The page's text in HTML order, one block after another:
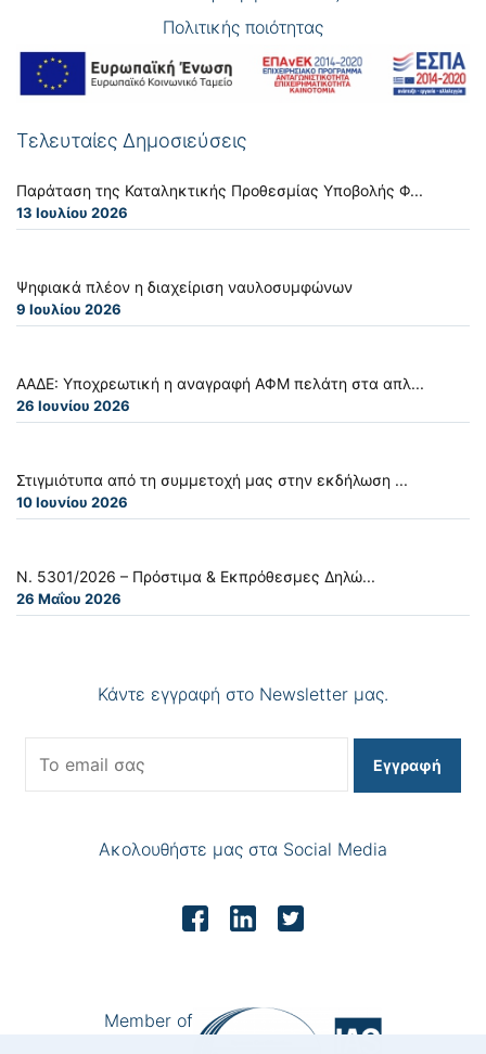
Πολιτικής ποιότητας
Τελευταίες Δημοσιεύσεις
Παράταση της Καταληκτικής Προθεσμίας Υποβολής Φ...
13 Ιουλίου 2026
Ψηφιακά πλέον η διαχείριση ναυλοσυμφώνων
9 Ιουλίου 2026
ΑΑΔΕ: Υποχρεωτική η αναγραφή ΑΦΜ πελάτη στα απλ...
26 Ιουνίου 2026
Στιγμιότυπα από τη συμμετοχή μας στην εκδήλωση ...
10 Ιουνίου 2026
Ν. 5301/2026 – Πρόστιμα & Εκπρόθεσμες Δηλώ...
26 Μαΐου 2026
Κάντε εγγραφή στο Newsletter μας.
Εγγραφή
Ακολουθήστε μας στα Social Media
Member of